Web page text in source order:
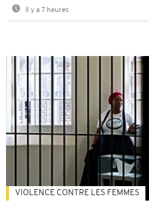
Il y a 7 heures
VIOLENCE CONTRE LES FEMMES